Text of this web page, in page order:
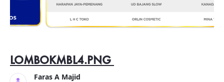
LOMBOKMBL4.PNG
Faras A Majid